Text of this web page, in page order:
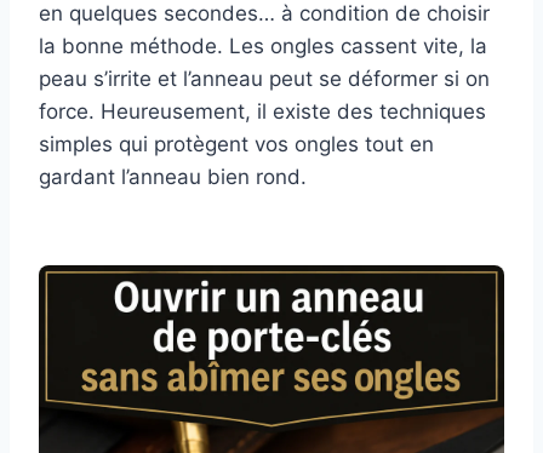
en quelques secondes… à condition de choisir
la bonne méthode. Les ongles cassent vite, la
peau s’irrite et l’anneau peut se déformer si on
force. Heureusement, il existe des techniques
simples qui protègent vos ongles tout en
gardant l’anneau bien rond.